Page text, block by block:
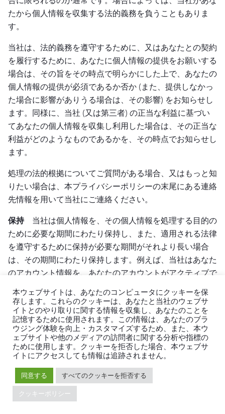
たから個人情報を収集する法的義務を負うこともありま
す。
当社は、法的義務を遵守するために、又はあなたとの契約
を履行するために、あなたに個人情報の提供をお願いする
場合は、その旨をその時点で明らかにした上で、あなたの
個人情報の提供が必須であるか否か (また、提供しなかっ
た場合に影響がありうる場合は、その影響) をお知らせし
ます。同様に、当社 (又は第三者) の正当な利益に基づい
てあなたの個人情報を収集し利用した場合は、その正当な
利益がどのようなものであるかを、その時点でお知らせし
ます。
処理の法的根拠についてご質問がある場合、又はもっと知
りたい場合は、本プライバシーポリシーの末尾にある連絡
先情報を用いて当社にご連絡ください。
保持当社は個人情報を、その個人情報を処理する目的の
ために必要な期間にわたり保持し、また、適用される法律
を遵守するために保持が必要な期間がそれより長い場合
は、その期間にわたり保持します。例えば、当社はあなた
のアカウント情報を、あなたのアカウントがアクティブで
(当社製品の性能の維持・向上、システムセキュリティの
保護を含みます。) をあなたに提供するために必要な場合
に保持します。また、適切な業務記録・財務記録の維持、
当社の法的利益の保護、紛争解決、又は法律上若しくは規
制上の要求事項の遵守のために必要な場合にも、個人デー
化するか、又はこれが不可能な場合 (例えば、あなたの個
人情報がバックアップアーカイブに保存されている場合)
には、適切なセキュリティ対策を用いてあなたの個人情報
本ウェブサイトは、あなたのコンピュータにクッキーを保
存します。これらのクッキーは、あなたと当社のウェブサ
イトとのやり取りに関する情報を収集し、あなたのことを
記憶するために使用されます。この情報は、あなたのブラ
ウジング体験を向上・カスタマイズするため、また、本ウ
ェブサイトや他のメディアの訪問者に関する分析や指標の
ために使用します。クッキーを拒否した場合、本ウェブサ
イトにアクセスしても情報は追跡されません。
同意する すべてのクッキーを拒否する
クッキーポリシー